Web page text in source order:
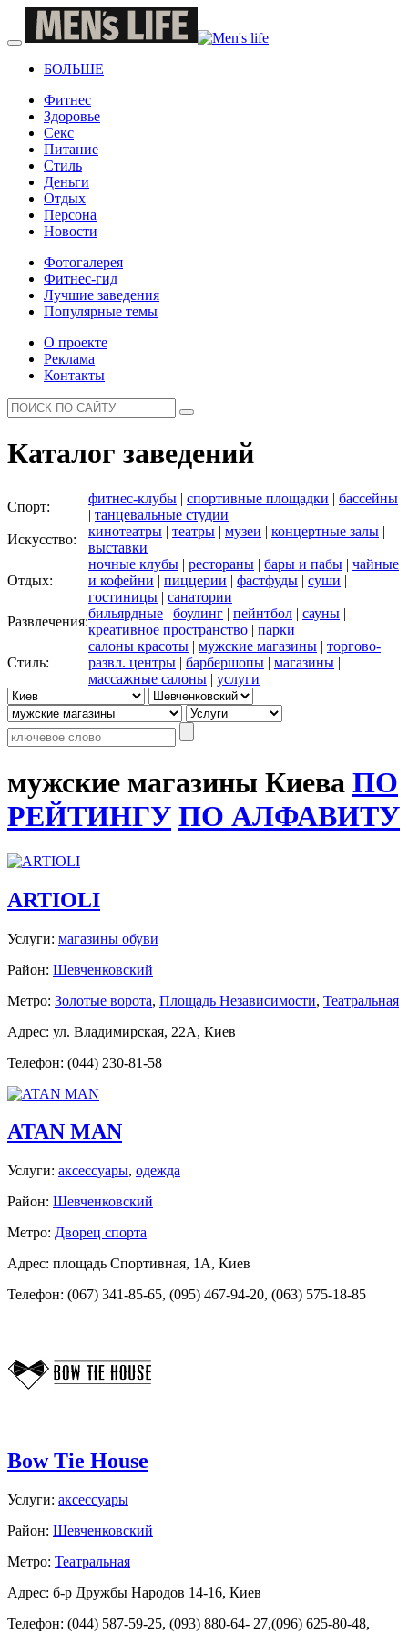
БОЛЬШЕ
Фитнес
Здоровье
Секс
Питание
Стиль
Деньги
Отдых
Персона
Новости
Фотогалерея
Фитнес-гид
Лучшие заведения
Популярные темы
О проекте
Реклама
Контакты
Каталог заведений
Спорт:
фитнес-клубы | спортивные площадки | бассейны
| танцевальные студии
Искусство:
кинотеатры | театры | музеи | концертные залы |
выставки
Отдых:
ночные клубы | рестораны | бары и пабы | чайные
и кофейни | пиццерии | фастфуды | суши |
гостиницы | санатории
Развлечения:
бильярдные | боулинг | пейнтбол | сауны |
креативное пространство | парки
Стиль:
салоны красоты | мужские магазины | торгово-
развл. центры | барбершопы | магазины |
массажные салоны | услуги
мужские магазины Киева ПО
РЕЙТИНГУ ПО АЛФАВИТУ
ARTIOLI
Услуги: магазины обуви
Район: Шевченковский
Метро: Золотые ворота, Площадь Независимости, Театральная
Адрес: ул. Владимирская, 22А, Киев
Телефон: (044) 230-81-58
ATAN MAN
Услуги: аксессуары, одежда
Район: Шевченковский
Метро: Дворец спорта
Адрес: площадь Спортивная, 1А, Киев
Телефон: (067) 341-85-65, (095) 467-94-20, (063) 575-18-85
Bow Tie House
Услуги: аксессуары
Район: Шевченковский
Метро: Театральная
Адрес: б-р Дружбы Народов 14-16, Киев
Телефон: (044) 587-59-25, (093) 880-64- 27,(096) 625-80-48,